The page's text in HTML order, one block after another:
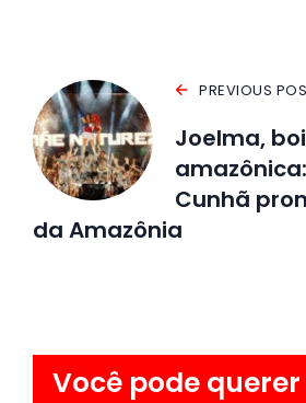
PREVIOUS
Joelma,
Cunhã
da Amazônia
Você pode